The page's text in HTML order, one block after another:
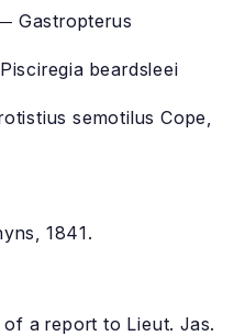
Gastropterus
beardsleei
semotilus Cope,
1841.
a report to Lieut. Jas.